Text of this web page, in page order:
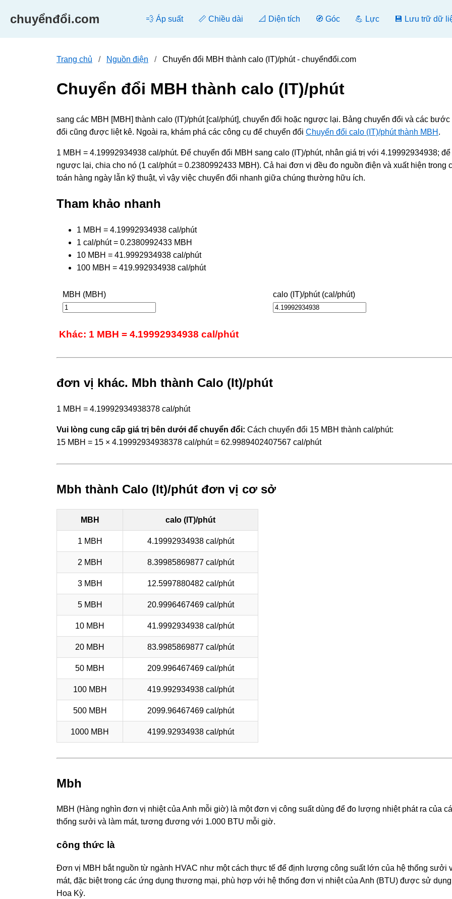
chuyểnđổi.com 💨 Áp suất 📏 Chiều dài 📐 Diện tích 🧭 Góc 💪 Lực 💾 Lưu trữ dữ
Trang chủ Nguồn điện Chuyển đổi MBH thành calo (IT)/phút - chuyểnđổi.com
Chuyển đổi MBH thành calo (IT)/phút
sang các MBH [MBH] thành calo (IT)/phút [cal/phút], chuyển đổi hoặc ngược lại. Bảng chuyển đổi và các bước
đổi cũng được liệt kê. Ngoài ra, khám phá các công cụ để chuyển đổi Chuyển đổi calo (IT)/phút thành MBH .
1 MBH = 4.19992934938 cal/phút. Để chuyển đổi MBH sang calo (IT)/phút, nhân giá trị với 4.19992934938; để
ngược lại, chia cho nó (1 cal/phút = 0.2380992433 MBH). Cả hai đơn vị đều đo nguồn điện và xuất hiện trong
toán hàng ngày lẫn kỹ thuật, vì vậy việc chuyển đổi nhanh giữa chúng thường hữu ích.
Tham khảo nhanh
1 MBH = 4.19992934938 cal/phút
1 cal/phút = 0.2380992433 MBH
10 MBH = 41.9992934938 cal/phút
100 MBH = 419.992934938 cal/phút
MBH (MBH) calo (IT)/phút (cal/phút)
Khác: 1 MBH = 4.19992934938 cal/phút
đơn vị khác. Mbh thành Calo (It)/phút
1 MBH = 4.19992934938378 cal/phút
Vui lòng cung cấp giá trị bên dưới để chuyển đổi: Cách chuyển đổi 15 MBH thành cal/phút:
15 MBH = 15 × 4.19992934938378 cal/phút = 62.9989402407567 cal/phút
Mbh thành Calo (It)/phút đơn vị cơ sở
MBH calo (IT)/phút
1 MBH 4.19992934938 cal/phút
2 MBH 8.39985869877 cal/phút
3 MBH 12.5997880482 cal/phút
5 MBH 20.9996467469 cal/phút
10 MBH 41.9992934938 cal/phút
20 MBH 83.9985869877 cal/phút
50 MBH 209.996467469 cal/phút
100 MBH 419.992934938 cal/phút
500 MBH 2099.96467469 cal/phút
1000 MBH 4199.92934938 cal/phút
Mbh
MBH (Hàng nghìn đơn vị nhiệt của Anh mỗi giờ) là một đơn vị công suất dùng để đo lượng nhiệt phát ra của
thống sưởi và làm mát, tương đương với 1.000 BTU mỗi giờ.
công thức là
Đơn vị MBH bắt nguồn từ ngành HVAC như một cách thực tế để định lượng công suất lớn của hệ thống sưởi
mát, đặc biệt trong các ứng dụng thương mại, phù hợp với hệ thống đơn vị nhiệt của Anh (BTU) được sử
Hoa Kỳ.